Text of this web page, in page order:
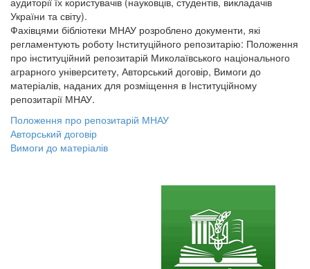
України та світу).
Фахівцями бібліотеки МНАУ розроблено документи, які
регламентують роботу Інституційного репозитарію: Положення
про інституційний репозитарій Миколаївського національного
аграрного університету, Авторський договір, Вимоги до
матеріалів, наданих для розміщення в Інституційному
репозитарії МНАУ.
Положення про репозитарій МНАУ
Авторський договір
Вимоги до матеріалів